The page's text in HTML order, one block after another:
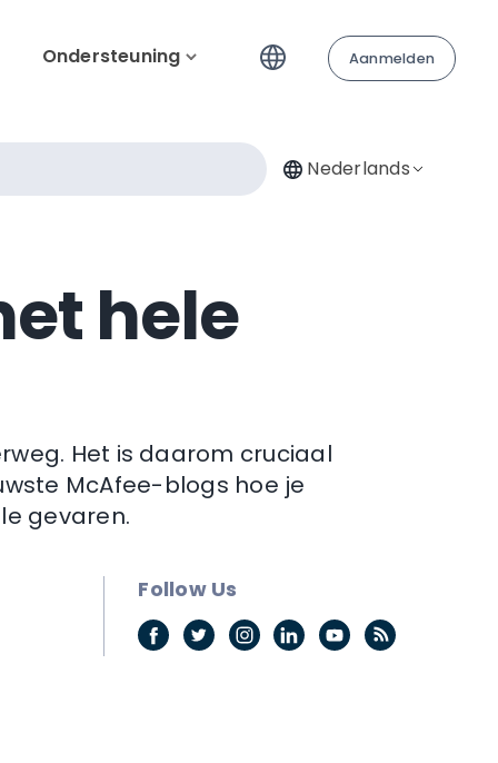
Ondersteuning Aanmelden
Nederlands
hele
Het is daarom cruciaal
McAfee-blogs hoe je
gevaren.
Follow Us